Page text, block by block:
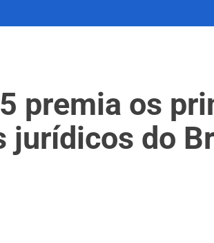
premia os
jurídicos do